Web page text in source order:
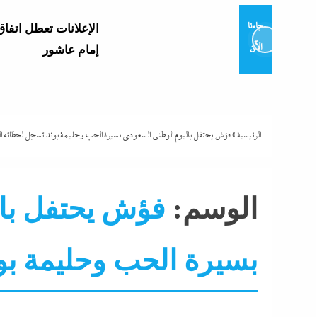
جاءنا
الآن
الإعلانات تعطل
إمام عاشور
عالمية..والأروع أنها...
التعليم بسبب...
وزير التعليم
الرئيسية»فؤش يحتفل باليوم الوطنى السعودى بسيرة الحب وحليمة بوند تسجل لحظاته
الوسم: فؤش يحتفل
بسيرة الحب وحليمة
ألبومات جاءنا الآن سوشيال ميديا فنون نجوم
هو و هي